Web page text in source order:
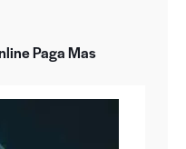
Paga Mas